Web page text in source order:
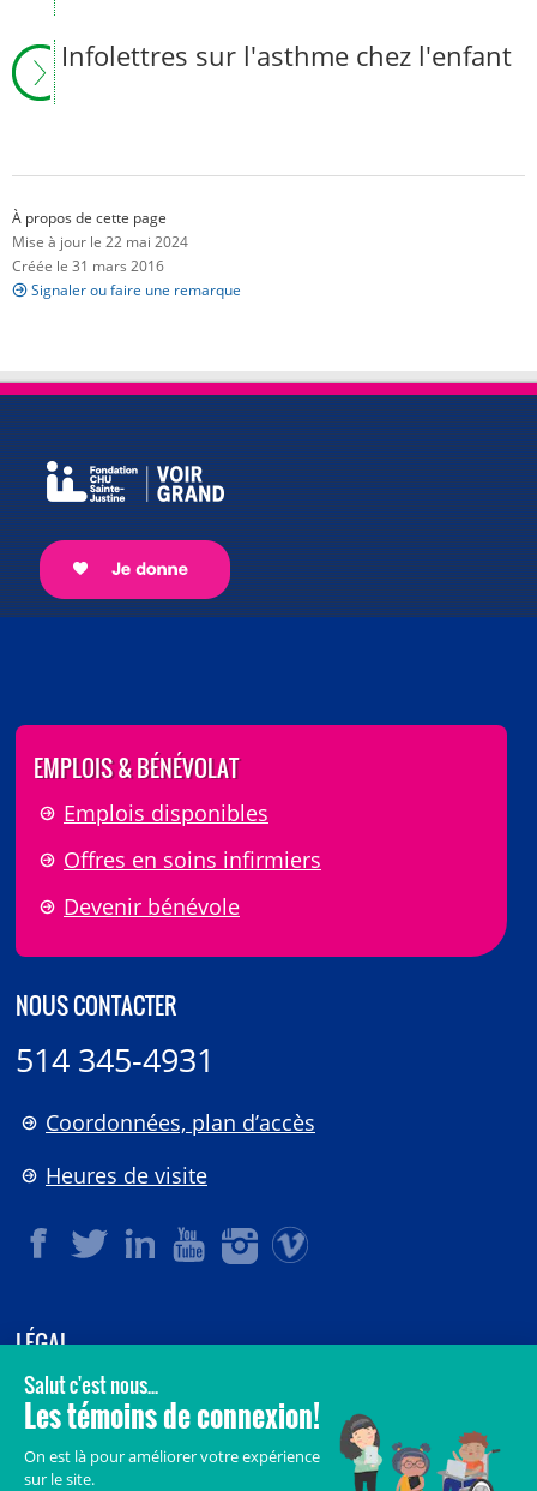
Infolettres sur l'asthme chez l'enfant
À propos de cette page
Mise à jour le 22 mai 2024
Créée le 31 mars 2016
Signaler ou faire une remarque
EMPLOIS & BÉNÉVOLAT
Emplois disponibles
Offres en soins infirmiers
Devenir bénévole
NOUS CONTACTER
514 345-4931
Coordonnées, plan d’accès
Heures de visite
LÉGAL
© 2006-2026CHU Sainte-Justine.
Tous droits réservés.
Crédits
Accès aux documents des organismes publics